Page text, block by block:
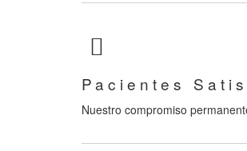
Pacientes
Nuestro compromiso